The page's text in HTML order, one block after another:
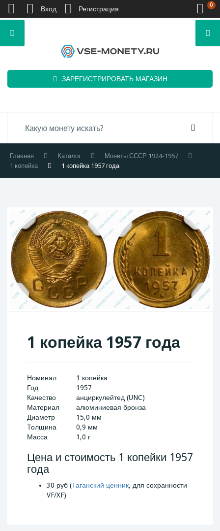
ЗАРЕГИСТРИРОВАТЬ МАГАЗИН
Главная Каталог
Монеты СССР 1924-1957
1 копейка
1 копейка 1957 года
1 копейка 1957 года
Номинал
1 копейка
Год
1957
Качество
анциркулейтед (UNC)
Материал
алюминиевая бронза
Диаметр
15,0 мм
Толщина
0,9 мм
Масса
1,0 г
Цена и стоимость 1 копейки 1957
года
30 руб (Таганский ценник, для сохранности
VF/XF)
Вход Регистрация 0